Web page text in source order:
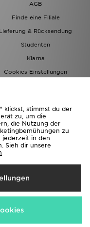
AGB
Finde eine Filiale
Lieferung & Rücksendung
Studenten
Klarna
Cookies Einstellungen
klickst, stimmst du der
zu, um die
die Nutzung der
zu
jederzeit in den
Sieh dir unsere